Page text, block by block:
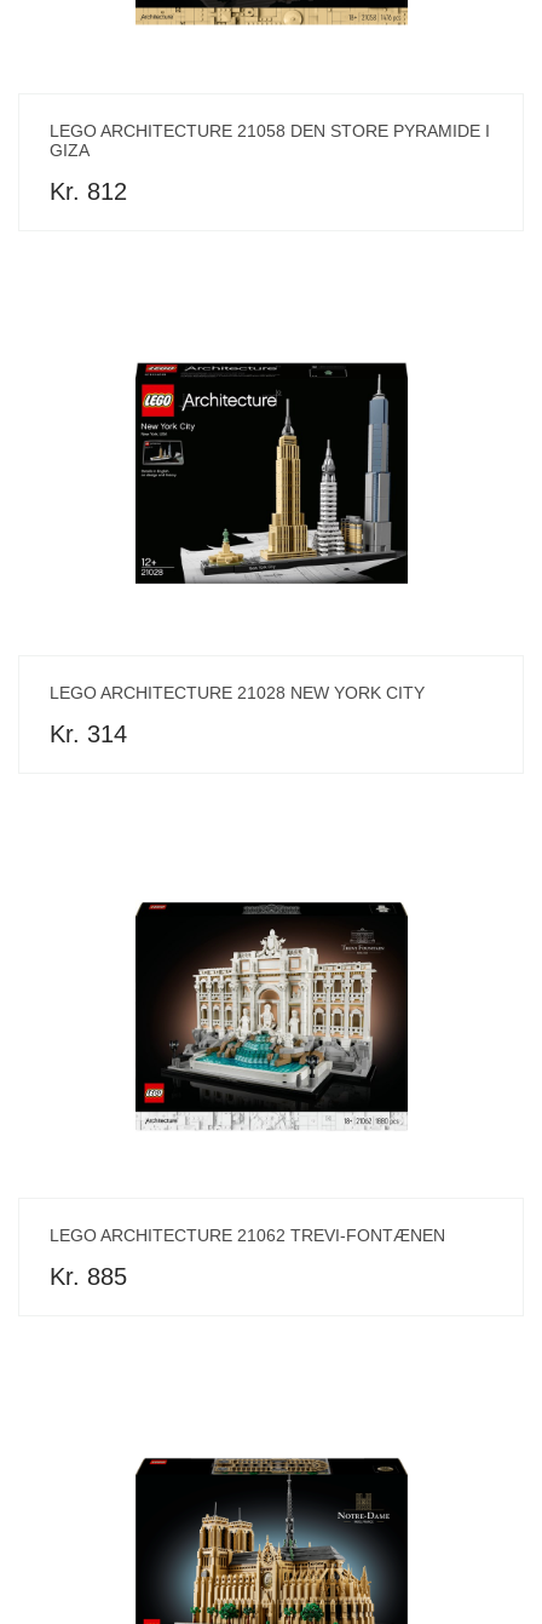
LEGO ARCHITECTURE 21058 DEN STORE PYRAMIDE I
GIZA
Kr. 812
LEGO ARCHITECTURE 21028 NEW YORK CITY
Kr. 314
LEGO ARCHITECTURE 21062 TREVI-FONTÆNEN
Kr. 885